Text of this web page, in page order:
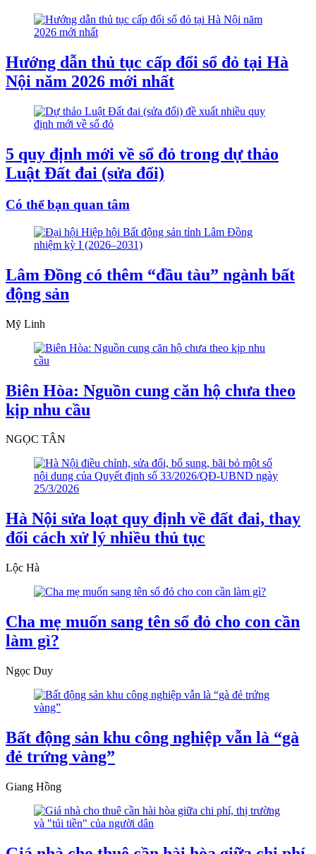
Hướng dẫn thủ tục cấp đổi sổ đỏ tại Hà
Nội năm 2026 mới nhất
5 quy định mới về sổ đỏ trong dự thảo
Luật Đất đai (sửa đổi)
Có thể bạn quan tâm
Lâm Đồng có thêm “đầu tàu” ngành bất
động sản
Mỹ Linh
Biên Hòa: Nguồn cung căn hộ chưa theo
kịp nhu cầu
NGỌC TÂN
Hà Nội sửa loạt quy định về đất đai, thay
đổi cách xử lý nhiều thủ tục
Lộc Hà
Cha mẹ muốn sang tên sổ đỏ cho con cần
làm gì?
Ngọc Duy
Bất động sản khu công nghiệp vẫn là “gà
đẻ trứng vàng”
Giang Hồng